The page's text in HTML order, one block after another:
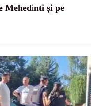
Mehedinti și pe